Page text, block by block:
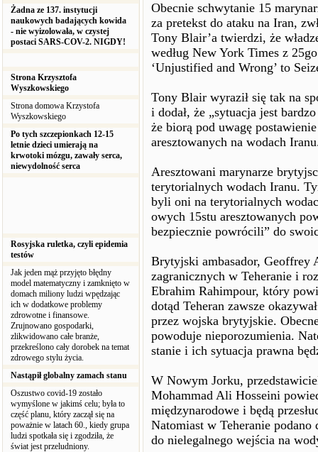
Żadna ze 137. instytucji
naukowych badających kowida
- nie wyizolowała, w czystej
postaci SARS-COV-2. NIGDY!
Strona Krzysztofa
Wyszkowskiego
Strona domowa Krzystofa
Wyszkowskiego
Po tych szczepionkach 12-15
letnie dzieci umierają na
krwotoki mózgu, zawały serca,
niewydolność serca
Rosyjska ruletka, czyli epidemia
testów
Jak jeden mąż przyjęto błędny
model matematyczny i zamknięto w
domach miliony ludzi wpędzając
ich w dodatkowe problemy
zdrowotne i finansowe.
Zrujnowano gospodarki,
zlikwidowano całe branże,
przekreślono cały dorobek na temat
zdrowego stylu życia.
Nastąpił globalny zamach stanu
Oszustwo covid-19 zostało
wymyślone w jakimś celu; była to
część planu, który zaczął się na
poważnie w latach 60., kiedy grupa
ludzi spotkała się i zgodziła, że
świat jest przeludniony.
Obecnie schwytanie 15
za pretekst do ataku na Iran,
Tony Blair’a twierdzi, że
według New York Times z
‘Unjustified and Wrong’ to
Tony Blair wyraził się tak na
i dodał, że „sytuacja jest
że biorą pod uwagę
aresztowanych na wodach
Aresztowani marynarze
terytorialnych wodach Iranu.
byli oni na terytorialnych
owych 15stu aresztowanych
bezpiecznie powrócili” do
Brytyjski ambasador, Geoffrey
zagranicznych w Teheranie i
Ebrahim Rahimpour, który
dotąd Teheran zawsze
przez wojska brytyjskie.
powoduje nieporozumienia.
stanie i ich sytuacja prawna
W Nowym Jorku,
Mohammad Ali Hosseini
międzynarodowe i będą
Natomiast w Teheranie
do nielegalnego wejścia na